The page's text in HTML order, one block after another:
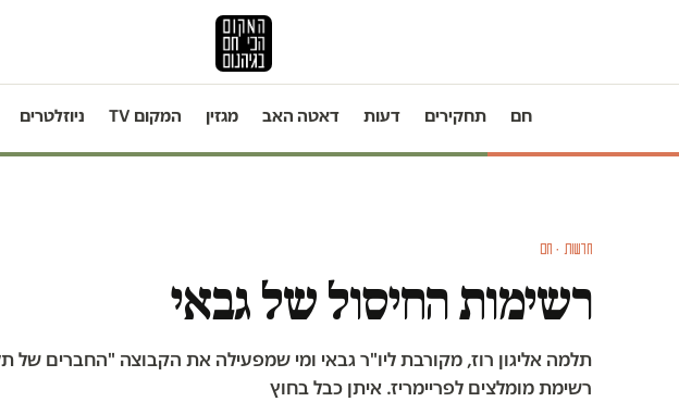
חם תחקירים דעות דאטה האב מגזין המקום TV ניוזלטרים
חדשות · חם
רשימות החיסול של גבאי
תלמה אליגון רוז, מקורבת ליו"ר גבאי ומי שמפעילה את הקבוצה "החברים
רשימת מומלצים לפריימריז. איתן כבל בחוץ